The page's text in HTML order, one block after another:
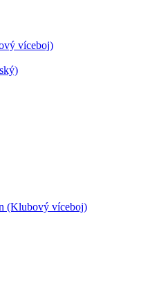
víceboj)
(Klubový víceboj)